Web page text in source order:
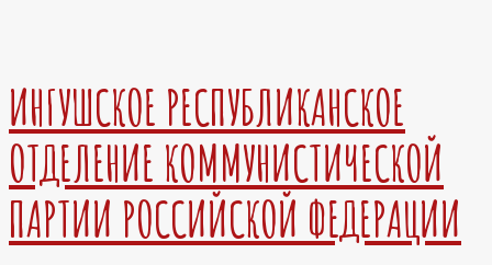
ИНГУШСКОЕ РЕСПУБЛИКАНСКОЕ
ОТДЕЛЕНИЕ КОММУНИСТИЧЕСКОЙ
ПАРТИИ РОССИЙСКОЙ ФЕДЕРАЦИИ